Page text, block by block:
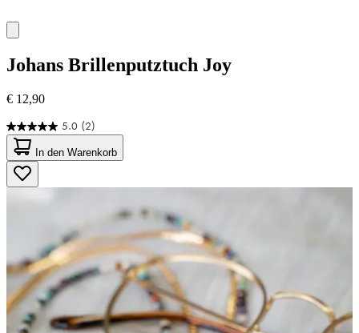
Johans Brillenputztuch Joy
€ 12,90
5.0 (2)
5.0
von
5
Sternen.
2
In den Warenkorb